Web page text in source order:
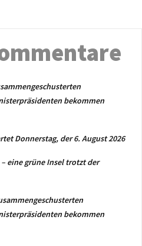
bekommen
Donnerstag, der 6. August 2026
eine grüne Insel trotzt der
bekommen